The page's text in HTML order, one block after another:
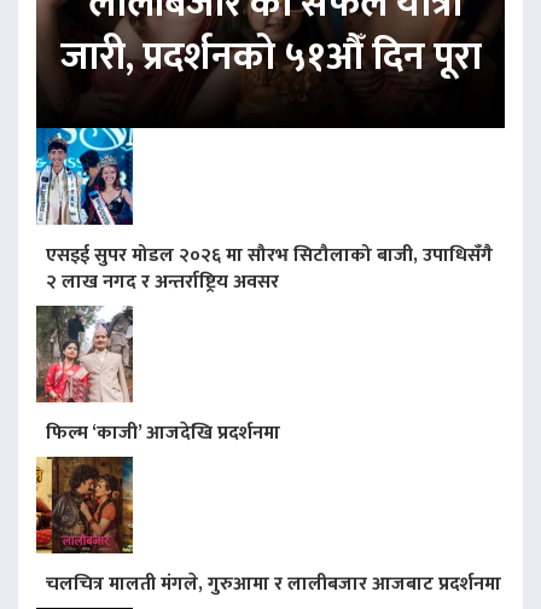
जारी, प्रदर्शनको ५१औँ दिन पूरा
एसइई सुपर मोडल २०२६ मा सौरभ सिटौलाको बाजी, उपाधिसँगै
२ लाख नगद र अन्तर्राष्ट्रिय अवसर
फिल्म ‘काजी’ आजदेखि प्रदर्शनमा
चलचित्र मालती मंगले, गुरुआमा र लालीबजार आजबाट प्रदर्शनमा